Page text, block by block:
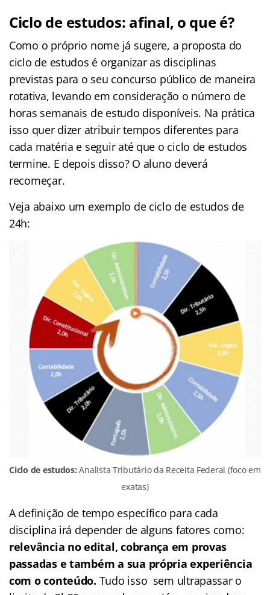
Ciclo de estudos: afinal, o que é?
Como o próprio nome já sugere, a proposta do
ciclo de estudos é organizar as disciplinas
previstas para o seu concurso público de maneira
rotativa, levando em consideração o número de
horas semanais de estudo disponíveis. Na prática
isso quer dizer atribuir tempos diferentes para
cada matéria e seguir até que o ciclo de estudos
termine. E depois disso? O aluno deverá
recomeçar.
Veja abaixo um exemplo de ciclo de estudos de
24h:
Ciclo de estudos:Analista Tributário da Receita Federal (foco em
exatas)
A definição de tempo específico para cada
disciplina irá depender de alguns fatores como:
relevância no edital, cobrança em provas
passadas e também a sua própria experiência
com o conteúdo. Tudo isso sem ultrapassar o